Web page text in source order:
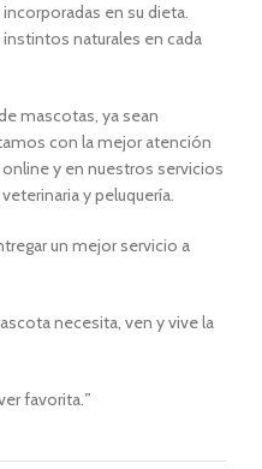
en su dieta.
naturales en cada
mascotas, ya sean
con la mejor atención
y en nuestros servicios
y peluquería.
un mejor servicio a
necesita, ven y vive la
favorita.”